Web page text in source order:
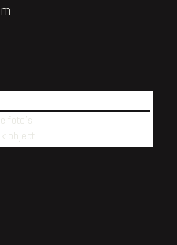
foto's
object